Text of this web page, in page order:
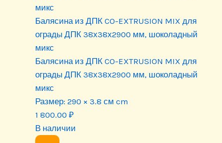
Балясина из ДПК CO-EXTRUSION MIX для
ограды ДПК 38х38х2900 мм, шоколадный
микс
Балясина из ДПК CO-EXTRUSION MIX для
ограды ДПК 38х38х2900 мм, шоколадный
микс
Размер: 290 × 3.8 см cm
1 800.00 ₽
В наличии